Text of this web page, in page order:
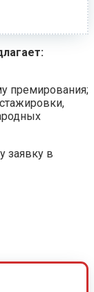
премирования;
заявку в